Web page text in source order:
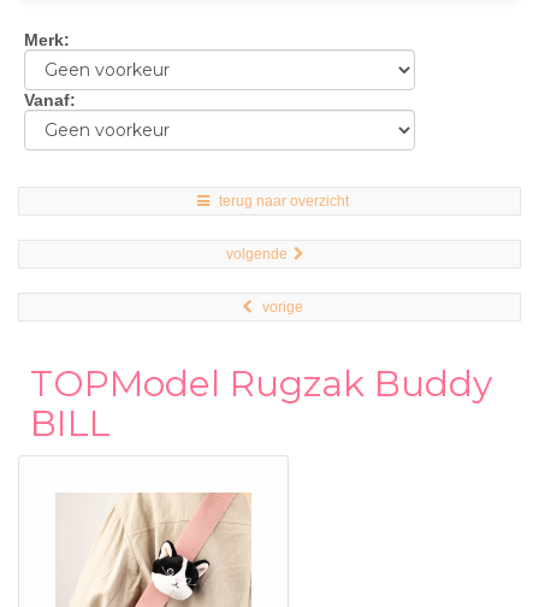
Merk:
Vanaf:
terug naar overzicht
volgende
vorige
TOPModel Rugzak Buddy
BILL